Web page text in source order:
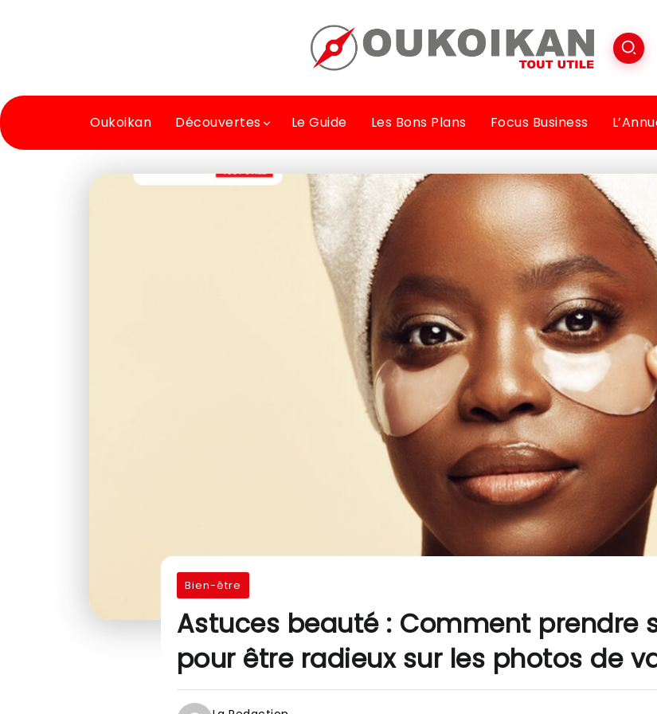
Oukoikan Découvertes Le Guide Les Bons Plans Focus Business
Bien-être
Astuces beauté : Comment prendre
pour être radieux sur les photos de